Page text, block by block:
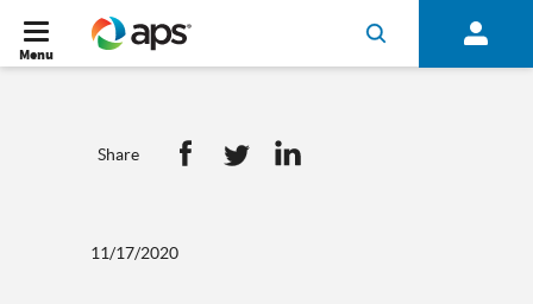
Menu
11/17/2020
Share